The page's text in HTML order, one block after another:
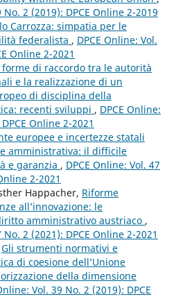
No. 2 (2019): DPCE Online 2-2019
Carrozza: simpatia per le
federalista , DPCE Online: Vol.
Online 2-2021
forme di raccordo tra le autorità
e la realizzazione di un
di disciplina della
recenti sviluppi , DPCE Online:
Online 2-2021
europee e incertezze statali
amministrativa: il difficile
e garanzia , DPCE Online: Vol. 47
2-2021
Happacher, Riforme
all’innovazione: le
amministrativo austriaco ,
No. 2 (2021): DPCE Online 2-2021
Gli strumenti normativi e
di coesione dell’Unione
della dimensione
Vol. 39 No. 2 (2019): DPCE